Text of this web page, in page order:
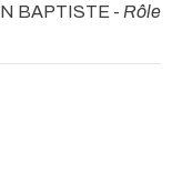
BAPTISTE - Rôle